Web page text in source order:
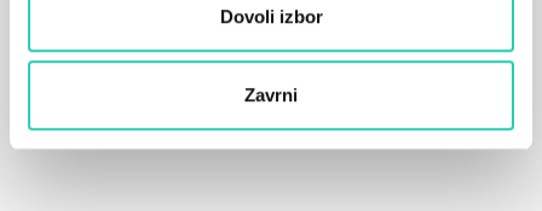
Dovoli izbor
Zavrni